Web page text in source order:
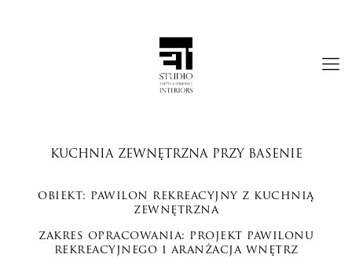
KUCHNIA ZEWNĘTRZNA PRZY BASENIE
obiekt: pawilon rekreacyjny z kuchnią
zewnętrzna
zakres opracowania: projekt pawilonu
rekreacyjnego i aranżacja wnętrz